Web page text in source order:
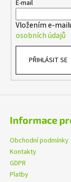
E-mail
Vložením e-
osobních údajů
PŘIHLÁSIT SE
Informace
Obchodní podmínky
Kontakty
GDPR
Platby